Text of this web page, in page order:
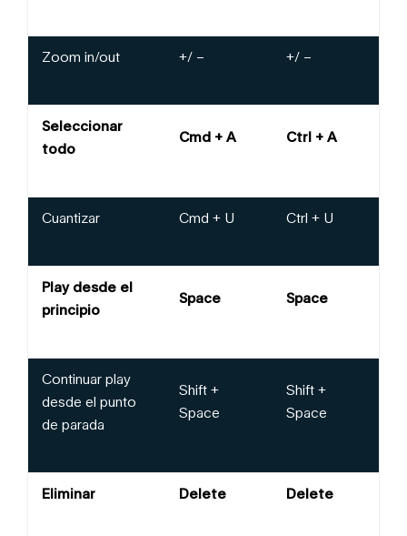
Zoom in/out +/ – +/ –
Seleccionar
todo
Cmd + A Ctrl + A
Cuantizar Cmd + U Ctrl + U
Play desde el
principio
Space Space
Continuar play
desde el punto
de parada
Shift +
Space
Shift +
Space
Eliminar Delete Delete